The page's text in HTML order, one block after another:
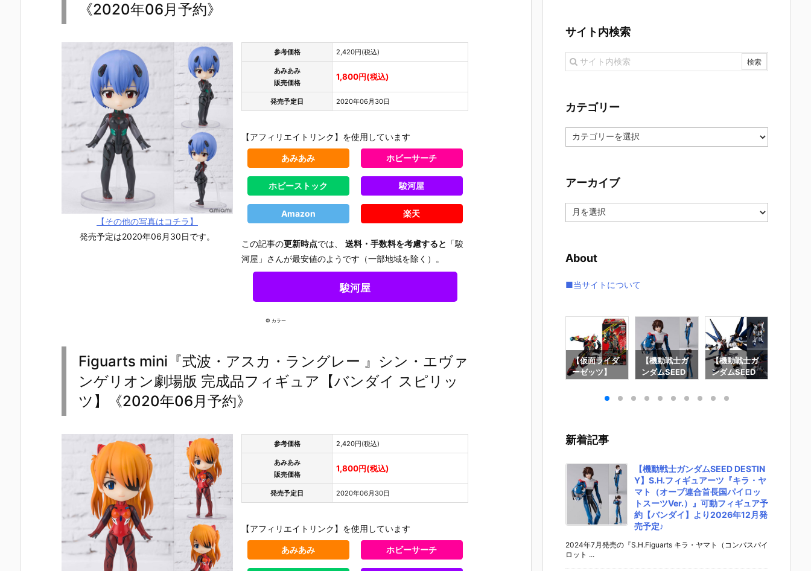
《2020年06月予約》
【その他の写真はコチラ】
発売予定は2020年06月30日です。
参考価格 2,420円(税込)
あみあみ
販売価格
1,800円(税込)
発売予定日 2020年06月30日
【アフィリエイトリンク】を使用しています
あみあみ ホビーサーチ
ホビーストック 駿河屋
Amazon 楽天
この記事の更新時点では、送料・手数料を考慮すると 「駿
河屋」さんが最安値のようです（一部地域を除く）。
駿河屋
© カラー
Figuarts mini『式波・アスカ・ラングレー 』シン・エヴァ
ンゲリオン劇場版 完成品フィギュア【バンダイ スピリッ
ツ】《2020年06月予約》
参考価格 2,420円(税込)
あみあみ
販売価格
1,800円(税込)
発売予定日 2020年06月30日
【アフィリエイトリンク】を使用しています
あみあみ ホビーサーチ
サイト内検索
カテゴリー
カ
テ
ー
アーカイブ
ー
ブ
About
■当サイトについて
【攻殻機動
隊】ROBOT
魂『フチコ
マ』THE GH
OST IN THE
【バンダイ】
より2027年1
月発売予定♪
【攻殻機動
隊】S.H.フィ
ギュアーツ
『草薙素子』
THE GHOST
ュア予約【バ
ンダイ】より
2027年1月発
【ハローキテ
ィ】超合金魂
『ハローキテ
ィ 2.0』可動
フィギュア予
【機動警察パ
トレイバー E
ZY】ROBOT
動フィギュア
予約【バンダ
イ】より202
7年1月発売予
定♪
【大鉄人17】
超合金魂『G
X-101S 大鉄
約【バンダ
イ】より202
7年3月発売予
定♪
【超電磁ロボ
コン・バトラ
ーV】超合金
ダイ】より20
【仮面ライダ
ーゼッツ】
イダーゼッツ
ード』食玩フ
【バンダイ】
より2026年8
月3日発売♪
【機動戦士ガ
ンダムSEED
S.H.フィギュ
r.）』可動フ
ィギュア予約
【バンダイ】
より2026年1
2月発売予定♪
【機動戦士ガ
ンダムSEED
UNDAM UNI
フリーダムガ
ンダム』可動
フィギュア予
約【バンダ
イ】より202
6年12月発売
新着記事
【機動戦士ガンダムSEED DESTIN
Y】S.H.フィギュアーツ『キラ・ヤ
マト（オーブ連合首長国パイロッ
トスーツVer.）』可動フィギュア予
約【バンダイ】より2026年12月発
売予定♪
2024年7月発売の『S.H.Figuarts キラ・ヤマト（コンパスパイ
ロット ...